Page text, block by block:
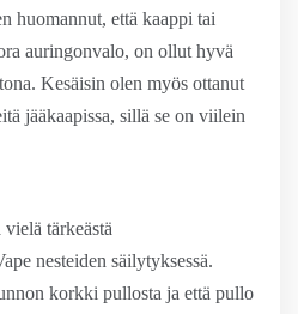
huomannut, että kaappi tai
auringonvalo, on ollut hyvä
Kesäisin olen myös ottanut
jääkaapissa, sillä se on viilein
tärkeästä
nesteiden säilytyksessä.
korkki pullosta ja että pullo